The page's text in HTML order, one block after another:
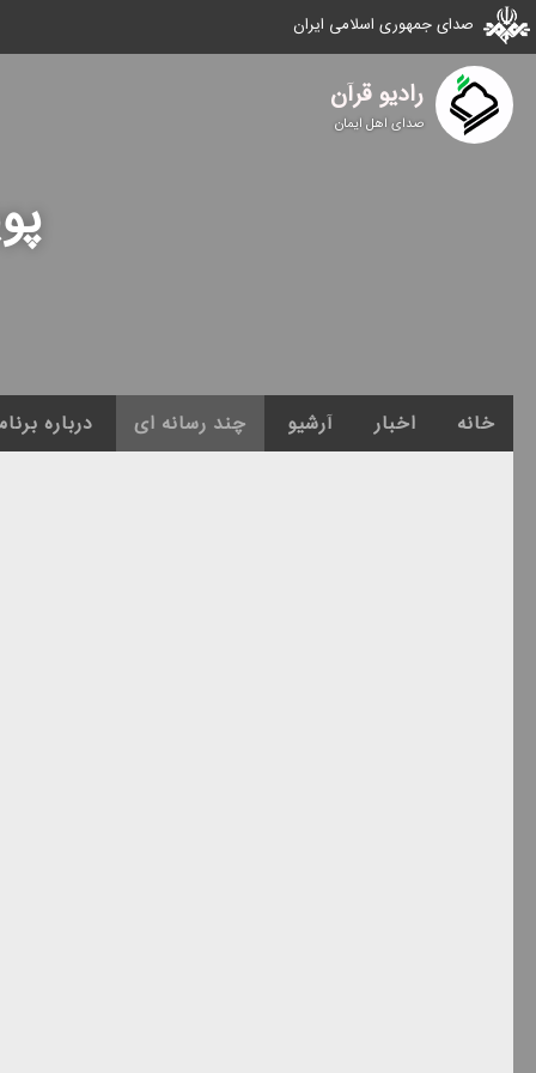
صدای جمهوری اسلامی ایران
رادیو قرآن
صدای اهل ایمان
خانه اخبار آرشیو چند رسانه ای درباره